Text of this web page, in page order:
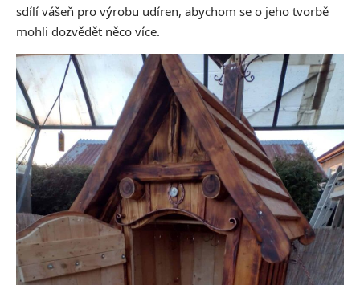
sdílí vášeň pro výrobu udíren, abychom se o jeho tvorbě
mohli dozvědět něco více.